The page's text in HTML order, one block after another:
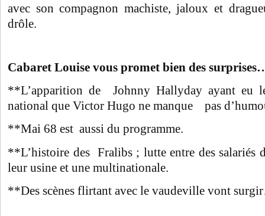
avec son compagnon machiste, jaloux et
drôle.
Cabaret Louise vous promet bien des
**L’apparition de Johnny Hallyday ayant eu
national que Victor Hugo ne manque pas
**Mai 68 est aussi du programme.
**L’histoire des Fralibs ; lutte entre des salariés
leur usine et une multinationale.
**Des scènes flirtant avec le vaudeville vont